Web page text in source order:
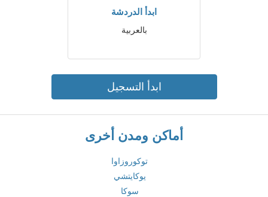
ابدأ الدردشة
بالعربية
ابدأ التسجيل
أماكن ومدن أخرى
توكوروزاوا
يوكايتشي
سوكا